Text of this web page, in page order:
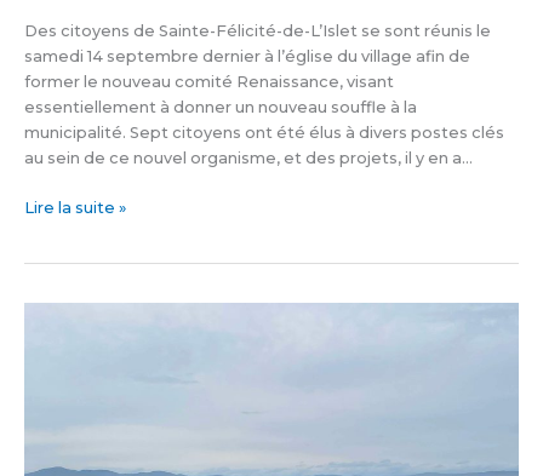
Des citoyens de Sainte-Félicité-de-L’Islet se sont réunis le
samedi 14 septembre dernier à l’église du village afin de
former le nouveau comité Renaissance, visant
essentiellement à donner un nouveau souffle à la
municipalité. Sept citoyens ont été élus à divers postes clés
au sein de ce nouvel organisme, et des projets, il y en a…
Lire la suite »